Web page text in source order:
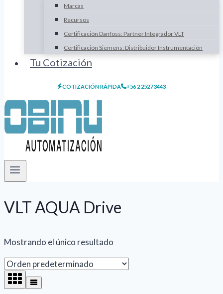
Marcas
Recursos
Certificación Danfoss: Partner Integrador VLT
Certificación Siemens: Distribuidor Instrumentación
Tu Cotización
COTIZACIÓN RÁPIDA +56 2 2527 3443
VLT AQUA Drive
Mostrando el único resultado